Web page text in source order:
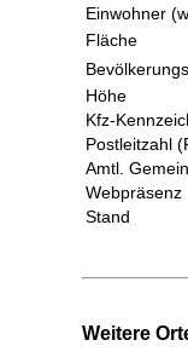
Einwohner
Fläche
Höhe
Kfz-
Postleitzahl
Amtl.
Webpräsenz
Stand
Weitere